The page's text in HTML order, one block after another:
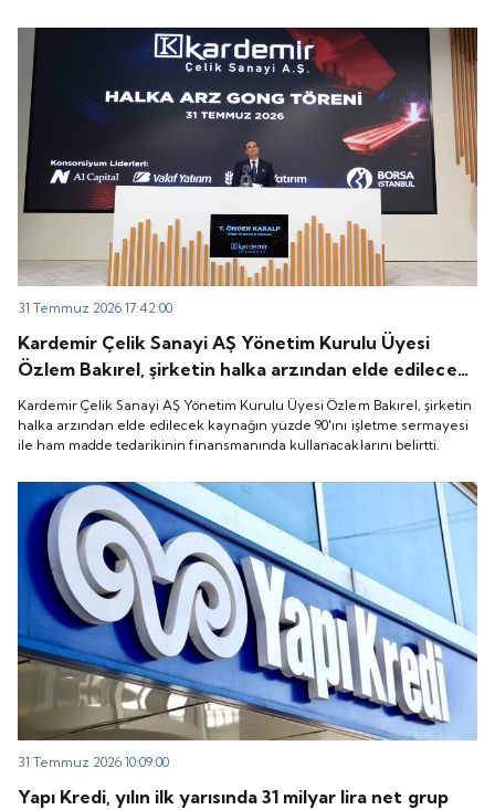
31 Temmuz 2026 17:42:00
Kardemir Çelik Sanayi AŞ Yönetim Kurulu Üyesi
Özlem Bakırel, şirketin halka arzından elde edilecek
kaynağın yüzde 90'ını işletme sermayesi ile ham
madde tedarikinin finansmanında kullanacaklarını
belirtti.
Kardemir Çelik Sanayi AŞ Yönetim Kurulu Üyesi Özlem Bakırel, şirketin
halka arzından elde edilecek kaynağın yüzde 90'ını işletme sermayesi
ile ham madde tedarikinin finansmanında kullanacaklarını belirtti.
31 Temmuz 2026 10:09:00
Yapı Kredi, yılın ilk yarısında 31 milyar lira net grup